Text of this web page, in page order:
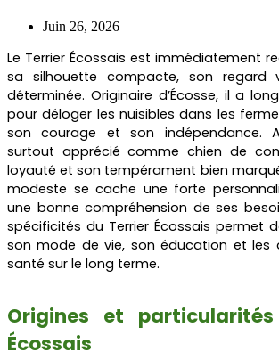
Juin 26, 2026
Le Terrier Écossais est immédiatement
sa silhouette compacte, son regard
déterminée. Originaire d’Écosse, il a
pour déloger les nuisibles dans les
son courage et son indépendance.
surtout apprécié comme chien de
loyauté et son tempérament bien
modeste se cache une forte
une bonne compréhension de ses
spécificités du Terrier Écossais permet
son mode de vie, son éducation et les
santé sur le long terme.
Origines et
Écossais